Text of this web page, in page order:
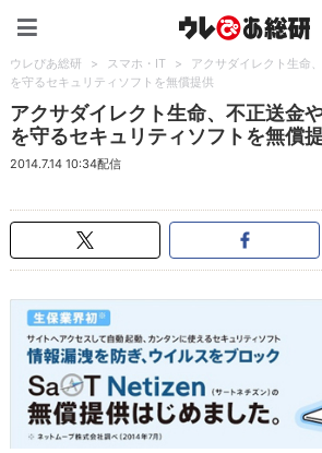
ウレぴあ総研 > スマホ・IT >
アクサダイレクト生命
を守るセキュリティソフトを無償提供
アクサダイレクト生命、不正送金
を守るセキュリティソフトを無償
2014.7.14 10:34配信